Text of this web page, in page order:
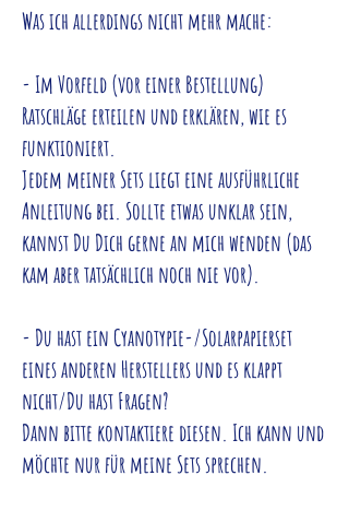
Was ich allerdings nicht mehr mache:
- Im Vorfeld (vor einer Bestellung)
Ratschläge erteilen und erklären, wie es
funktioniert.
Jedem meiner Sets liegt eine ausführliche
Anleitung bei. Sollte etwas unklar sein,
kannst Du Dich gerne an mich wenden (das
kam aber tatsächlich noch nie vor).
- Du hast ein Cyanotypie-/Solarpapierset
eines anderen Herstellers und es klappt
nicht/Du hast Fragen?
Dann bitte kontaktiere diesen. Ich kann und
möchte nur für meine Sets sprechen.